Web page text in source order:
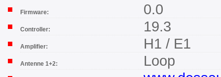
Firmware: 0.0
Controller: 19.3
Amplifier: H1 / E1
Antenne 1+2: Loop